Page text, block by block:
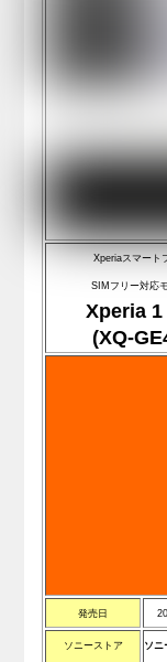
Xperiaスマート
SIMフリー対応
Xperia 1
(XQ-
発売日
ソニーストア ソニ